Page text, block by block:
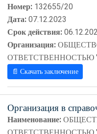
Номер: 132655/20
Дата:07.12.2023
Срок действия:
Организация:
ОТВЕТСТВЕННОСТЬЮ
📄 Скачать заключение
Организация в
Наименование: